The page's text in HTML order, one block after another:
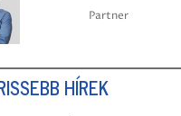
Partner
HÍREK